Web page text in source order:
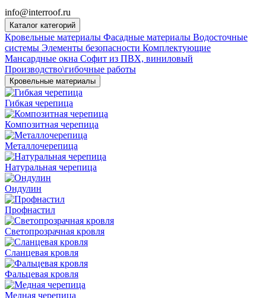
info@interroof.ru
Каталог категорий
Кровельные материалы Фасадные материалы Водосточные
системы Элементы безопасности Комплектующие
Мансардные окна Софит из ПВХ, виниловый
Производство\гибочные работы
Кровельные материалы
Гибкая черепица
Композитная черепица
Металлочерепица
Натуральная черепица
Ондулин
Профнастил
Светопрозрачная кровля
Сланцевая кровля
Фальцевая кровля
Медная черепица